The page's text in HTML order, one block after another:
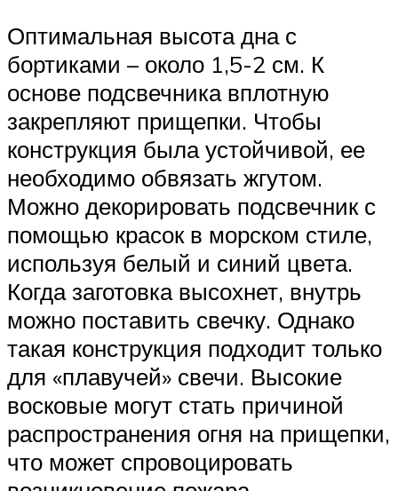
Оптимальная высота дна с
бортиками – около 1,5-2 см. К
основе подсвечника вплотную
закрепляют прищепки. Чтобы
конструкция была устойчивой, ее
необходимо обвязать жгутом.
Можно декорировать подсвечник с
помощью красок в морском стиле,
используя белый и синий цвета.
Когда заготовка высохнет, внутрь
можно поставить свечку. Однако
такая конструкция подходит только
для «плавучей» свечи. Высокие
восковые могут стать причиной
распространения огня на прищепки,
что может спровоцировать